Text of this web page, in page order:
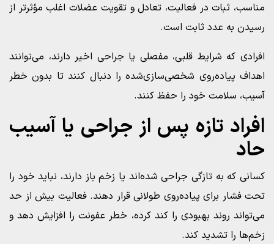
مناسب، ثبات در فعالیت، تعادل و تقویت عضلات اغلب مؤثرتر از
رسیدن به عدد ثابت است.
افرادی که شرایط قلبی، مفصلی یا جراحی اخیر دارند، می‌توانند
اهداف پیاده‌روی شخصی‌سازی‌شده را دنبال کنند تا بدون خطر
آسیب، سلامت خود را حفظ کنند.
افراد تازه پس از جراحی یا آسیب
حاد
کسانی که به تازگی جراحی شده‌اند یا زخم باز دارند، نباید خود را
تحت فشار برای پیاده‌روی طولانی قرار دهند. فعالیت بیش از حد
می‌تواند روند بهبودی را کند کرده، خطر عفونت را افزایش دهد و
زخم‌ها را تشدید کند.